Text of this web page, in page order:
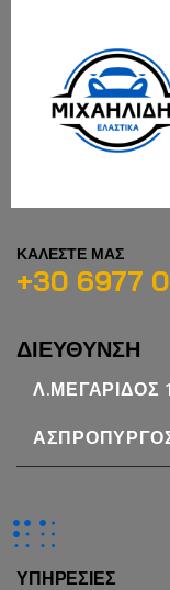
ΚΑΛΕΣΤΕ ΜΑΣ
+30 6977
ΔΙΕΥΘΥΝΣΗ
Λ.ΜΕΓΑΡΙΔΟΣ
ΥΠΗΡΕΣΙΕΣ